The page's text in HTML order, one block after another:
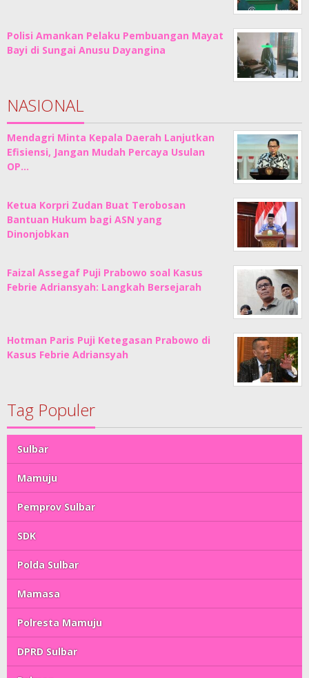
Polisi Amankan Pelaku Pembuangan Mayat
Bayi di Sungai Anusu Dayangina
NASIONAL
Mendagri Minta Kepala Daerah Lanjutkan
Efisiensi, Jangan Mudah Percaya Usulan
OP…
Ketua Korpri Zudan Buat Terobosan
Bantuan Hukum bagi ASN yang
Dinonjobkan
Faizal Assegaf Puji Prabowo soal Kasus
Febrie Adriansyah: Langkah Bersejarah
Hotman Paris Puji Ketegasan Prabowo di
Kasus Febrie Adriansyah
Tag Populer
Sulbar
Mamuju
Pemprov Sulbar
SDK
Polda Sulbar
Mamasa
Polresta Mamuju
DPRD Sulbar